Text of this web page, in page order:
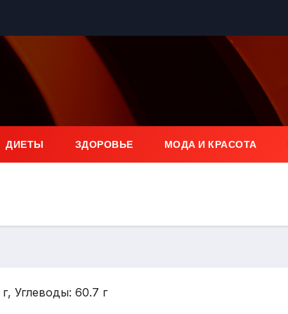
ДИЕТЫ ЗДОРОВЬЕ МОДА И КРАСОТА
Углеводы: 60.7 г